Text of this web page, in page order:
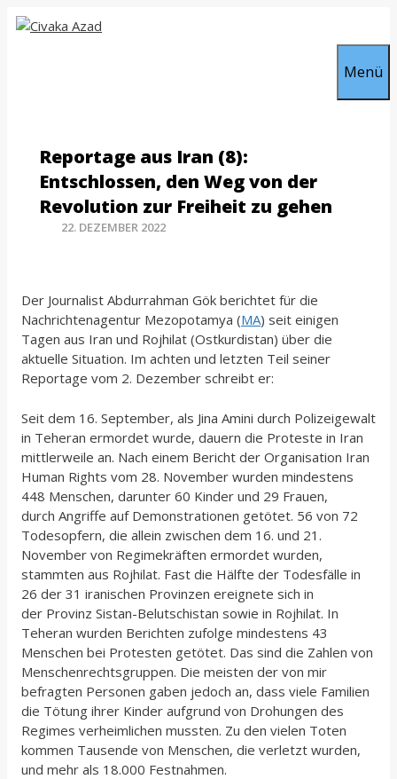
Zum
Inhalt
Menü
Reportage aus Iran (8):
Entschlossen, den Weg von der
Revolution zur Freiheit zu gehen
22. DEZEMBER 2022
Der Journalist Abdurrahman Gök berichtet für die
Nachrichtenagentur Mezopotamya (MA) seit einigen
Tagen aus Iran und Rojhilat (Ostkurdistan) über die
aktuelle Situation. Im achten und letzten Teil seiner
Reportage vom 2. Dezember schreibt er:
Seit dem 16. September, als Jina Amini durch Polizeigewalt
in Teheran ermordet wurde, dauern die Proteste in Iran
mittlerweile an. Nach einem Bericht der Organisation Iran
Human Rights vom 28. November wurden mindestens
448 Menschen, darunter 60 Kinder und 29 Frauen,
durch Angriffe auf Demonstrationen getötet. 56 von 72
Todesopfern, die allein zwischen dem 16. und 21.
November von Regimekräften ermordet wurden,
stammten aus Rojhilat. Fast die Hälfte der Todesfälle in
26 der 31 iranischen Provinzen ereignete sich in
der Provinz Sistan-Belutschistan sowie in Rojhilat. In
Teheran wurden Berichten zufolge mindestens 43
Menschen bei Protesten getötet. Das sind die Zahlen von
Menschenrechtsgruppen. Die meisten der von mir
befragten Personen gaben jedoch an, dass viele Familien
die Tötung ihrer Kinder aufgrund von Drohungen des
Regimes verheimlichen mussten. Zu den vielen Toten
kommen Tausende von Menschen, die verletzt wurden,
und mehr als 18.000 Festnahmen.